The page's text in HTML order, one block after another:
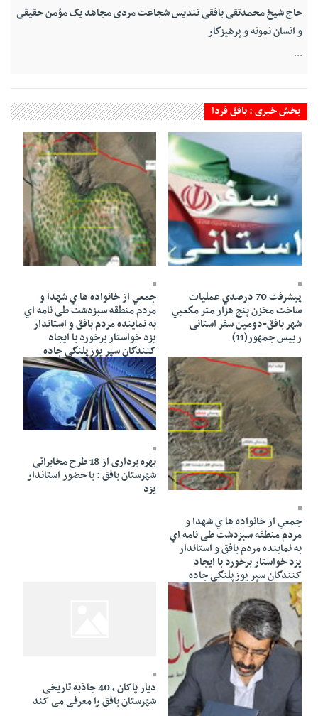
حاج شیخ محمدتقی بافقی تندیس شجاعت مردی مجاهد یک مؤمن حقیقی
و انسان نمونه و پرهیزگار
...
بخش خبری : بافق فردا
29 Bahman 1387 - 15:51
پيشرفت 70 درصدي عمليات
ساخت مخزن پنج هزار متر مكعبي
شهر بافق-دومین سفر استانی
رییس جمهور(11)
15 Dey 1387 - 09:53
جمعي از خانواده ها ي شهدا و
مردم منطقه سبزدشت طی نامه اي
به نماينده مردم بافق و استاندار
یزد خواستار برخورد با ایجاد
کنندگان سپر یوزپلنگی جاده
گزوئیه شدند (3نظر)
14 Dey 1387 - 22:31
جمعي از خانواده ها ي شهدا و
مردم منطقه سبزدشت طی نامه اي
به نماينده مردم بافق و استاندار
یزد خواستار برخورد با ایجاد
کنندگان سپر یوزپلنگی جاده
گزوئیه شدند
06 Shahrivar 1387 - 23:09
بهره برداری از 18 طرح مخابراتی
شهرستان بافق : با حضور استاندار
یزد
دیار پاکان ، 40 جاذبه تاریخی
شهرستان بافق را معرفی می کند